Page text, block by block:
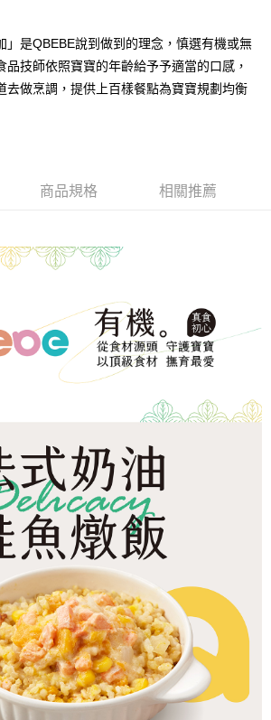
，台灣大哥大用戶可立即使用無須另外申請。
你分期」，訂單成立後會自動跳轉到大哥付的交易
選擇欲分期的期數、繳款截止日，確認付款後即完
數及費用金額請依後續交易確認頁面所載為準。
未前往確認交易或遇審核未通過，訂單將自動取
大股份有限公司」（以下簡稱本公司）所提供，讓
後，依約使用本公司帳單繳交帳款。
哥付你分期」之契約關係目的，商店將以您的個人
地址）提供予台灣大哥大進項蒐集、處理及利用，
期帳單所需資料之確認、核對及更正。
詳閱以下連結：
https://oppay.tw/userRule
」】
到商品之後才付款」的支付方式。 讓您購物簡單
不需綁卡、不需儲值。
先享後付」後，將跳轉至「AFTEE先享後付」
14天內，點擊此簡訊中的連結，可透過四大超商／
方式進行付款，方視為交易完成。
家同意取消之訂單仍視為有效，需透過AFTEE先享
先享後付 」之結帳頁面顯示為準，若有關於
取消欲退款等相關疑問，請聯繫「AFTEE先享後付
support/home
有限公司提供之「AFTEE先享後付」服務完成之交
圍內提供個人資料，並將交易相關給付款項請求債
宜，請瀏覽以下網址：
先徵得法定代理人或監護人之同意方可使用
未經同意申辦者引起之損失，本公司不負相關責
付」時，將依據個別帳號之用戶狀況，依本公司即
度；若仍有額度不足之情形，本公司將視審查結果
號或使用他人資訊註冊。若發現惡意使用之情形，
有權停止該用戶之使用額度並採取法律行動。
含以上)免運費
」是QBEBE說到做到的理念，慎選有機或無
品技師依照寶寶的年齡給予予適當的口感，
去做烹調，提供上百樣餐點為寶寶規劃均衡
商品規格 相關推薦